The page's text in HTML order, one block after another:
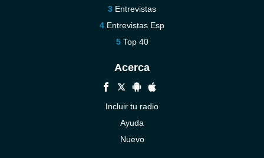
Entrevistas
Entrevistas Esp
Top 40
Acerca
Incluir tu radio
Ayuda
Nuevo